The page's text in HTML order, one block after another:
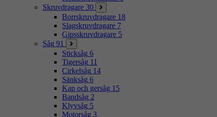
Skruvdragare 30
Borrskruvdragare 18
Slagskruvdragare 7
Gipsskruvdragare 5
Såg 91
Sticksåg 6
Tigersåg 11
Cirkelsåg 14
Sänksåg 6
Kap och gersåg 15
Bandsåg 2
Klyvsåg 5
Motorsåg 3